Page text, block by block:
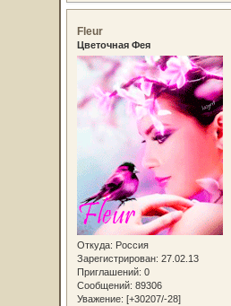
Fleur
Цветочная Фея
Откуда: Россия
Зарегистрирован: 27.02.13
Приглашений: 0
Сообщений: 89306
Уважение: [+30207/-28]